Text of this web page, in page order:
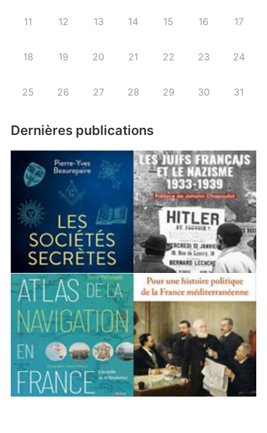
11 12 13 14 15 16 17
18 19 20 21 22 23 24
25 26 27 28 29 30 31
Dernières publications